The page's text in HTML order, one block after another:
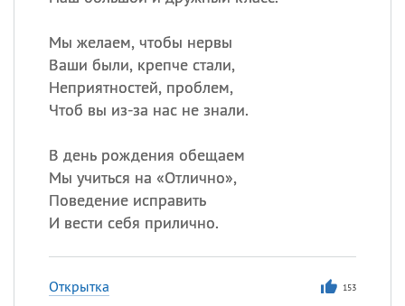
Мы желаем, чтобы нервы
Ваши были, крепче стали,
Неприятностей, проблем,
Чтоб вы из-за нас не знали.
В день рождения обещаем
Мы учиться на «Отлично»,
Поведение исправить
И вести себя прилично.
Открытка 153
Герман
Посмотреть значение
происхождение